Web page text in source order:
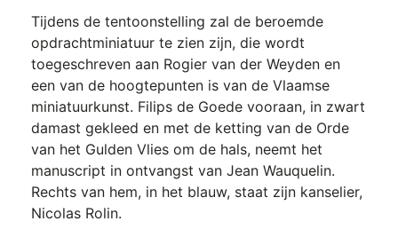
Tijdens de tentoonstelling zal de beroemde
opdrachtminiatuur te zien zijn, die wordt
toegeschreven aan Rogier van der Weyden en
een van de hoogtepunten is van de Vlaamse
miniatuurkunst. Filips de Goede vooraan, in zwart
damast gekleed en met de ketting van de Orde
van het Gulden Vlies om de hals, neemt het
manuscript in ontvangst van Jean Wauquelin.
Rechts van hem, in het blauw, staat zijn kanselier,
Nicolas Rolin.